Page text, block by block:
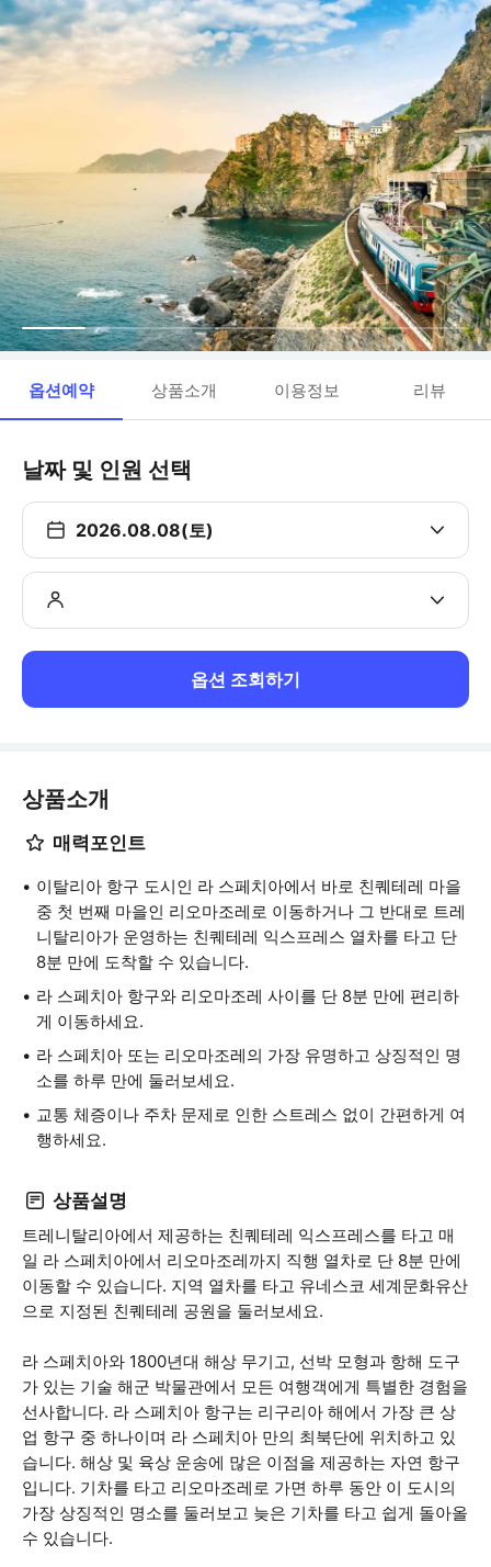
옵션예약 상품소개 이용정보 리뷰
날짜 및 인원 선택
2026.08.08(토)
옵션 조회하기
상품소개
매력포인트
이탈리아 항구 도시인 라 스페치아에서 바로 친퀘테레 마을
중 첫 번째 마을인 리오마조레로 이동하거나 그 반대로 트레
니탈리아가 운영하는 친퀘테레 익스프레스 열차를 타고 단
8분 만에 도착할 수 있습니다.
라 스페치아 항구와 리오마조레 사이를 단 8분 만에 편리하
게 이동하세요.
라 스페치아 또는 리오마조레의 가장 유명하고 상징적인 명
소를 하루 만에 둘러보세요.
교통 체증이나 주차 문제로 인한 스트레스 없이 간편하게 여
행하세요.
상품설명
트레니탈리아에서 제공하는 친퀘테레 익스프레스를 타고 매
일 라 스페치아에서 리오마조레까지 직행 열차로 단 8분 만에
이동할 수 있습니다. 지역 열차를 타고 유네스코 세계문화유산
으로 지정된 친퀘테레 공원을 둘러보세요.
라 스페치아와 1800년대 해상 무기고, 선박 모형과 항해 도구
가 있는 기술 해군 박물관에서 모든 여행객에게 특별한 경험을
선사합니다. 라 스페치아 항구는 리구리아 해에서 가장 큰 상
업 항구 중 하나이며 라 스페치아 만의 최북단에 위치하고 있
습니다. 해상 및 육상 운송에 많은 이점을 제공하는 자연 항구
입니다. 기차를 타고 리오마조레로 가면 하루 동안 이 도시의
가장 상징적인 명소를 둘러보고 늦은 기차를 타고 쉽게 돌아올
수 있습니다.